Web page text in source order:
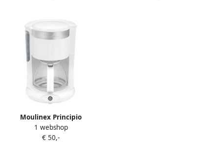
3045386369188
Moulinex Principio
Aanrechtblad
Filterkoffiezetapparaat 1 25
1 webshop
€ 50,-